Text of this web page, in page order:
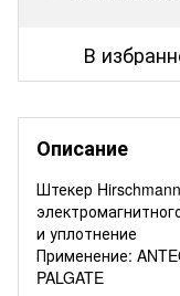
В
Описание
Штекер
и уплотнение
Применение:
PALGATE